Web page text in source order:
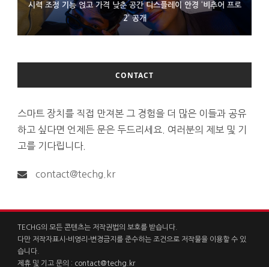
시력 조정 기능 얹고 가격 낮춘 공간 디스플레이 안경 ‘비추어 프로
2’ 공개
D램 부족에 10억달러어치 아이폰18 프로세서 패키징 대기 중
300~400달러 반지형 스피커 준비하는 오픈AI
CONTACT
스마트 장치를 직접 만져본 그 경험을 더 많은 이들과 공유
하고 싶다면 언제든 문은 두드리세요. 여러분의 제보 및 기
고를 기다립니다.
contact@techg.kr
TECHG의 모든 콘텐츠는 저작권법의 보호를 받습니다.
다만 저작자표시-비영리-변경금지를 준수하는 조건으로 저작물을 이용할 수 있
습니다.
제휴 및 기고 문의 : contact@techg.kr